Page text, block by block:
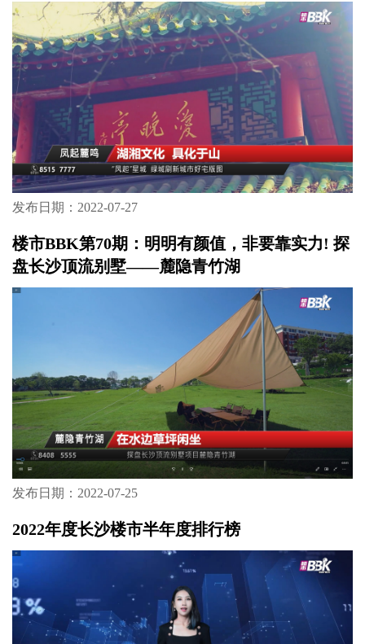
发布日期：2022-07-27
楼市BBK第70期：明明有颜值，非要靠实力! 探
盘长沙顶流别墅——麓隐青竹湖
发布日期：2022-07-25
2022年度长沙楼市半年度排行榜